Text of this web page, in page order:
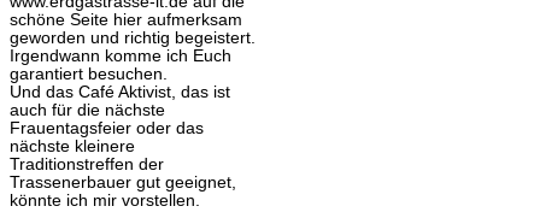
schöne Seite hier aufmerksam
geworden und richtig begeistert.
Irgendwann komme ich Euch
garantiert besuchen.
Und das Café Aktivist, das ist
auch für die nächste
Frauentagsfeier oder das
nächste kleinere
Traditionstreffen der
Trassenerbauer gut geeignet,
könnte ich mir vorstellen.